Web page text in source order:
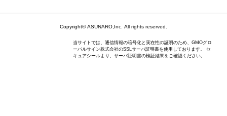
Copyright© ASUNARO,Inc. All rights reserved.
当サイトでは、通信情報の暗号化と実在性の証明のため、GMOグロ
ーバルサイン株式会社のSSLサーバ証明書を使用しております。 セ
キュアシールより、サーバ証明書の検証結果をご確認ください。